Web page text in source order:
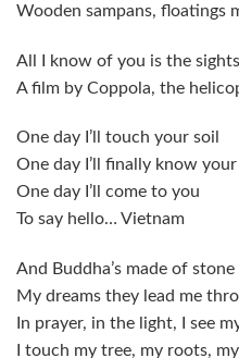
Wooden sampans, floatings
All I know of you is the
A film by Coppola, the
One day I’ll touch your soil
One day I’ll finally know your
One day I’ll come to you
To say hello… Vietnam
And Buddha’s made of
My dreams they lead me
In prayer, in the light, I see
I touch my tree, my roots,